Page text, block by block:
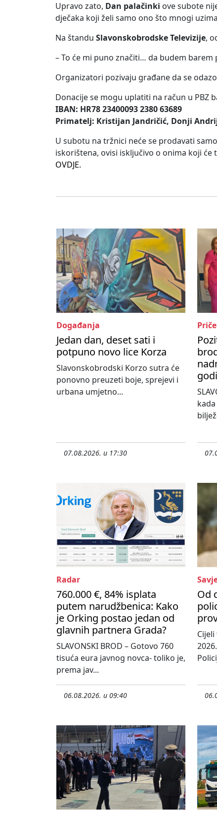
Upravo zato, Dan palačinki ove subote
dječaka koji želi samo ono što mnogi
Na štandu Slavonskobrodske Televizije,
– To će mi puno značiti… da budem
Organizatori pozivaju građane da se
Donacije se mogu uplatiti na račun u PBZ
IBAN: HR78 23400093 2380 63689
Primatelj: Kristijan Jandričić, Donji
U subotu na tržnici neće se prodavati
iskorištena, ovisi isključivo o onima koji
OVDJE.
Događanja
Jedan dan, deset sati i
potpuno novo lice Korza
Slavonskobrodski Korzo sutra će
ponovno preuzeti boje, sprejevi i
urbana umjetno...
07.08.2026. u 17:30
Priče
Radar
760.000 €, 84% isplata
putem narudžbenica: Kako
je Orking postao jedan od
glavnih partnera Grada?
SLAVONSKI BROD – Gotovo 760
tisuća eura javnog novca- toliko je,
prema jav...
06.08.2026. u 09:40
Od